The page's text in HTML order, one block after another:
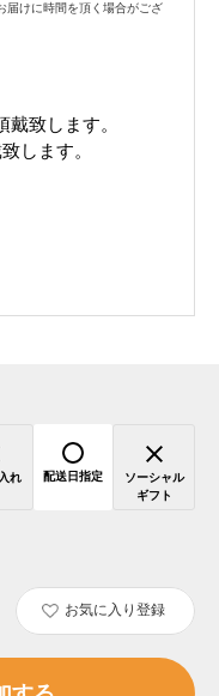
届けに時間を頂く場合がござ
戴致します。
します。
れ 配送日指定
ソーシャル
ギフト
お気に入り登録